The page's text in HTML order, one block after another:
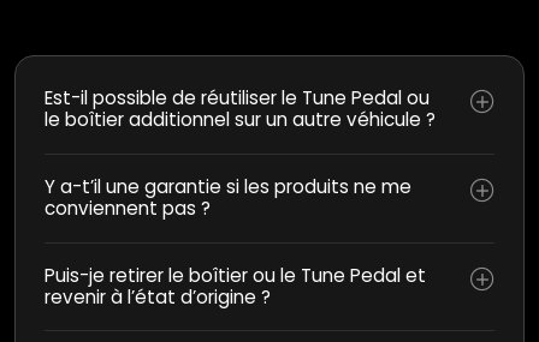
Est-il possible de réutiliser le Tune Pedal ou
le boîtier additionnel sur un autre véhicule ?
Y a-t’il une garantie si les produits ne me
conviennent pas ?
Puis-je retirer le boîtier ou le Tune Pedal et
revenir à l’état d’origine ?